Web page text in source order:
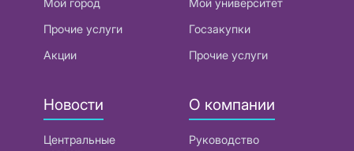
Прочие услуги
Акции
Госзакупки
Прочие услуги
Новости
Центральные
О компании
Руководство